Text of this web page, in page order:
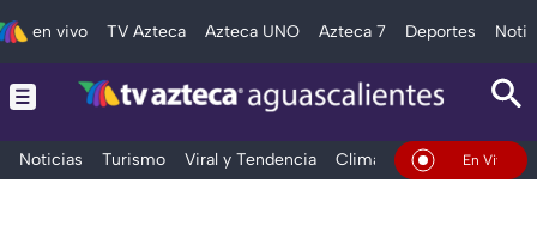
en vivo TV Azteca Azteca UNO Azteca 7 Deportes
Noticias Turismo Viral y Tendencia Clima DeportesEn Vivo